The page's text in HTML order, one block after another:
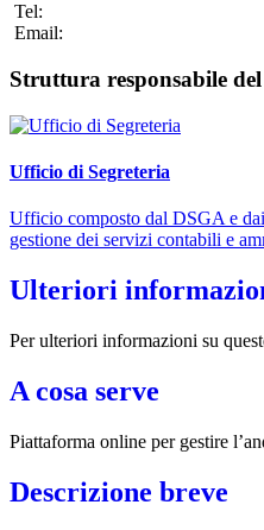
Tel:
Email:
Struttura responsabile
Ufficio di Segreteria
Ufficio composto dal DSGA e
gestione dei servizi contabili e
Ulteriori
Per ulteriori informazioni su
A cosa serve
Piattaforma online per gestire
Descrizione breve